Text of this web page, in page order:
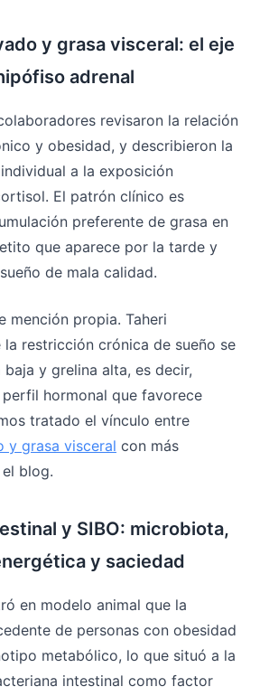
y grasa visceral: el eje
adrenal
revisaron la relación
y obesidad, y describieron la
a la exposición
El patrón clínico es
preferente de grasa en
que aparece por la tarde y
de mala calidad.
mención propia. Taheri
restricción crónica de sueño se
y grelina alta, es decir,
hormonal que favorece
tratado el vínculo entre
y grasa visceral con más
blog.
y SIBO: microbiota,
y saciedad
en modelo animal que la
de personas con obesidad
metabólico, lo que situó a la
intestinal como factor